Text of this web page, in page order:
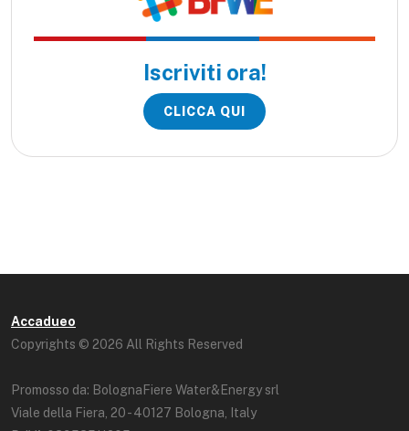
Iscriviti ora!
CLICCA QUI
Accadueo
Copyrights © 2026 All Rights Reserved
Promosso da: BolognaFiere Water&Energy srl
Viale della Fiera, 20 - 40127 Bologna, Italy